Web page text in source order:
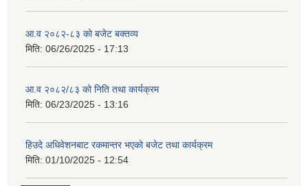
आ.व २०८२-८३ को बजेट बक्तव्य
मिति: 06/26/2025 - 17:13
आ.व २०८२/८३ को निति तथा कार्यक्रम
मिति: 06/23/2025 - 13:16
हिउदे अधिवेशनबाट रकमान्तर भएको बजेट तथा कार्यक्रम
मिति: 01/10/2025 - 12:54